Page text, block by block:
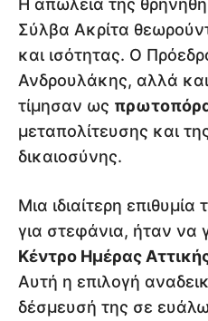
Η απώλειά της
Σύλβα Ακρίτα
και ισότητας. Ο
Ανδρουλάκης, αλλά και
τίμησαν ως
μεταπολίτευσης και
δικαιοσύνης.
Μια ιδιαίτερη επιθυμία
για στεφάνια, ήταν να
Κέντρο Ημέρας
Αυτή η επιλογή
δέσμευσή της σε